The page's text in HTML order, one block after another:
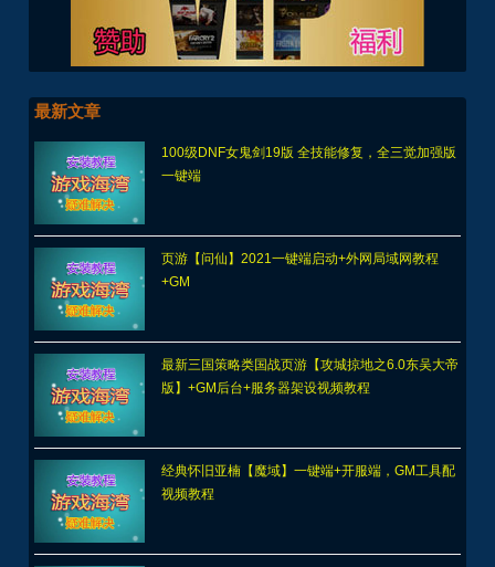
最新文章
100级DNF女鬼剑19版 全技能修复，全三觉加强版
一键端
页游【问仙】2021一键端启动+外网局域网教程
+GM
最新三国策略类国战页游【攻城掠地之6.0东吴大帝
版】+GM后台+服务器架设视频教程
经典怀旧亚楠【魔域】一键端+开服端，GM工具配
视频教程